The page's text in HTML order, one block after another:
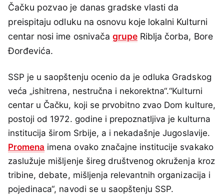
Čačku pozvao je danas gradske vlasti da
preispitaju odluku na osnovu koje lokalni Kulturni
centar nosi ime osnivača grupe Riblja čorba, Bore
Đorđevića.
SSP je u saopštenju ocenio da je odluka Gradskog
veća „ishitrena, nestručna i nekorektna“.“Kulturni
centar u Čačku, koji se prvobitno zvao Dom kulture,
postoji od 1972. godine i prepoznatljiva je kulturna
institucija širom Srbije, a i nekadašnje Jugoslavije.
Promena imena ovako značajne institucije svakako
zaslužuje mišljenje šireg društvenog okruženja kroz
tribine, debate, mišljenja relevantnih organizacija i
pojedinaca“, navodi se u saopštenju SSP.